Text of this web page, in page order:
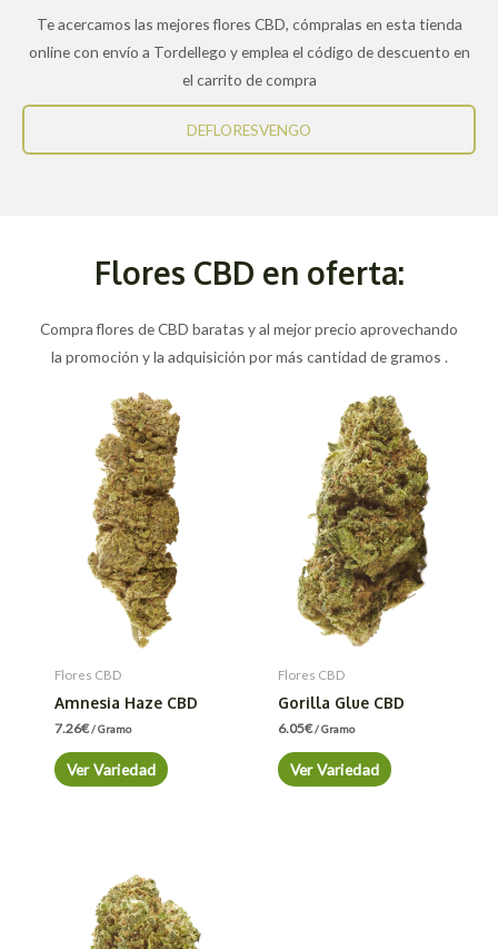
Te acercamos las mejores flores CBD, cómpralas en esta tienda
online con envío a Tordellego y emplea el código de descuento en
el carrito de compra
DEFLORESVENGO
Flores CBD en oferta:
Compra flores de CBD baratas y al mejor precio aprovechando
la promoción y la adquisición por más cantidad de gramos .
Flores CBD
Amnesia Haze CBD
7.26€/ Gramo
Ver Variedad
Flores CBD
Gorilla Glue CBD
6.05€/ Gramo
Ver Variedad